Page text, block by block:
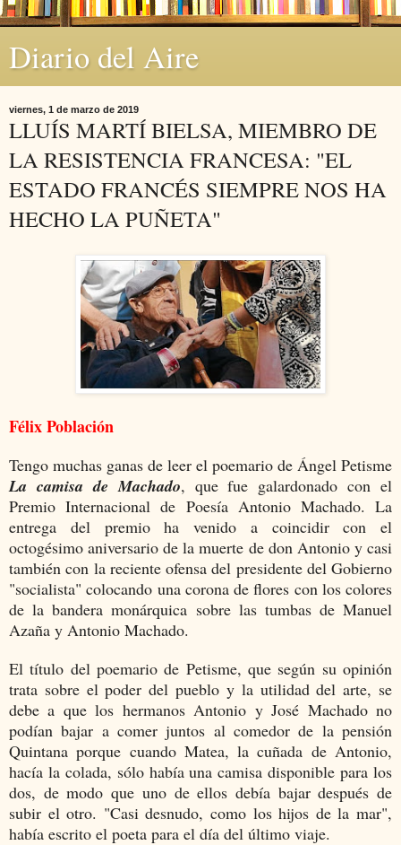
Diario del Aire
viernes, 1 de marzo de 2019
LLUÍS MARTÍ BIELSA, MIEMBRO DE
LA RESISTENCIA FRANCESA: "EL
ESTADO FRANCÉS SIEMPRE NOS HA
HECHO LA PUÑETA"
Félix Población
Tengo muchas ganas de leer el poemario de Ángel Petisme
La camisa de Machado, que fue galardonado con el
Premio Internacional de Poesía Antonio Machado. La
entrega del premio ha venido a coincidir con el
octogésimo aniversario de la muerte de don Antonio y casi
también con la reciente ofensa del presidente del Gobierno
"socialista" colocando una corona de flores con los colores
de la bandera monárquica sobre las tumbas de Manuel
Azaña y Antonio Machado.
El título del poemario de Petisme, que según su opinión
trata sobre el poder del pueblo y la utilidad del arte, se
debe a que los hermanos Antonio y José Machado no
podían bajar a comer juntos al comedor de la pensión
Quintana porque cuando Matea, la cuñada de Antonio,
hacía la colada, sólo había una camisa disponible para los
dos, de modo que uno de ellos debía bajar después de
subir el otro. "Casi desnudo, como los hijos de la mar",
había escrito el poeta para el día del último viaje.